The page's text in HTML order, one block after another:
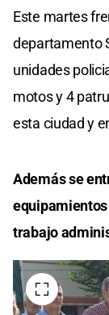
Este martes
departamento
unidades
motos y 4
esta ciudad y
Además se
trabajo